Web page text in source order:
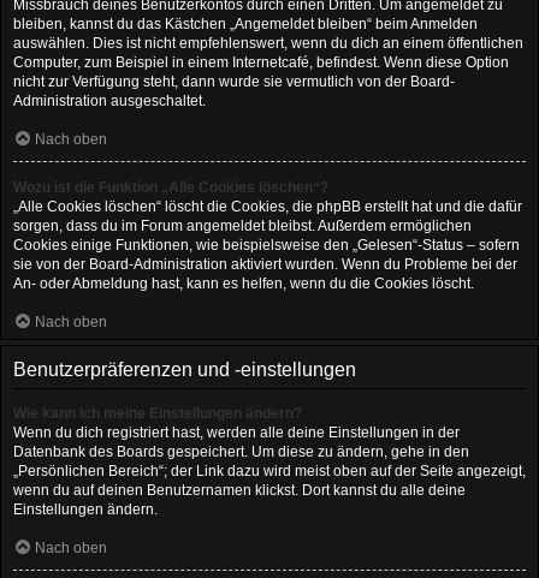
Missbrauch deines Benutzerkontos durch einen Dritten. Um angemeldet zu
bleiben, kannst du das Kästchen „Angemeldet bleiben“ beim Anmelden
auswählen. Dies ist nicht empfehlenswert, wenn du dich an einem öffentlichen
Computer, zum Beispiel in einem Internetcafé, befindest. Wenn diese Option
nicht zur Verfügung steht, dann wurde sie vermutlich von der Board-
Administration ausgeschaltet.
Nach oben
Wozu ist die Funktion „Alle Cookies löschen“?
„Alle Cookies löschen“ löscht die Cookies, die phpBB erstellt hat und die dafür
sorgen, dass du im Forum angemeldet bleibst. Außerdem ermöglichen
Cookies einige Funktionen, wie beispielsweise den „Gelesen“-Status – sofern
sie von der Board-Administration aktiviert wurden. Wenn du Probleme bei der
An- oder Abmeldung hast, kann es helfen, wenn du die Cookies löscht.
Nach oben
Benutzerpräferenzen und -einstellungen
Wie kann ich meine Einstellungen ändern?
Wenn du dich registriert hast, werden alle deine Einstellungen in der
Datenbank des Boards gespeichert. Um diese zu ändern, gehe in den
„Persönlichen Bereich“; der Link dazu wird meist oben auf der Seite angezeigt,
wenn du auf deinen Benutzernamen klickst. Dort kannst du alle deine
Einstellungen ändern.
Nach oben